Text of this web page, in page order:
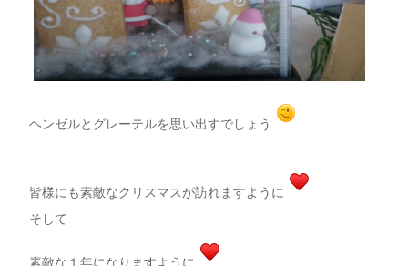
ヘンゼルとグレーテルを思い出すでしょう
皆様にも素敵なクリスマスが訪れますように
そして
素敵な１年になりますように